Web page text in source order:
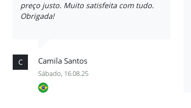
preço justo. Muito satisfeita com tudo.
Obrigada!
C Camila Santos
Sábado, 16.08.25